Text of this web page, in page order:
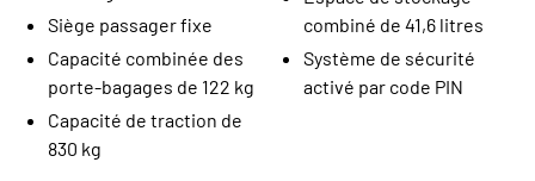
Siège passager fixe
Capacité combinée des
porte-bagages de 122 kg
Capacité de traction de
830 kg
combiné de 41,6 litres
Système de sécurité
activé par code PIN